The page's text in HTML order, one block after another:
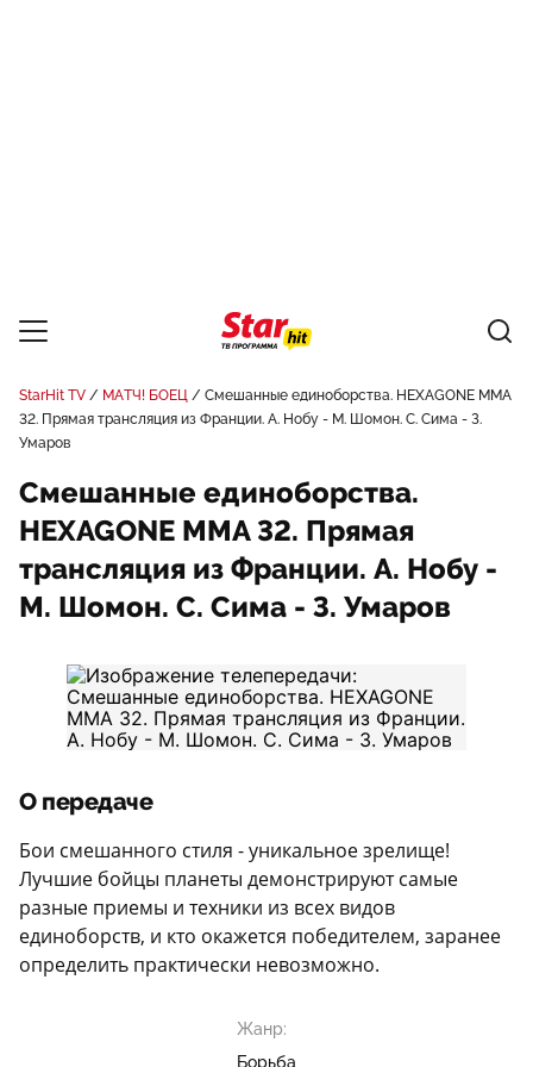
StarHit TV МАТЧ! БОЕЦ
Смешанные единоборства. HEXAGONE MMA
32. Прямая трансляция из Франции. А. Нобу - М. Шомон. С. Сима - З.
Умаров
Смешанные единоборства.
HEXAGONE MMA 32. Прямая
трансляция из Франции. А. Нобу -
М. Шомон. С. Сима - З. Умаров
О передаче
Бои смешанного стиля - уникальное зрелище!
Лучшие бойцы планеты демонстрируют самые
разные приемы и техники из всех видов
единоборств, и кто окажется победителем, заранее
определить практически невозможно.
Жанр:
Борьба